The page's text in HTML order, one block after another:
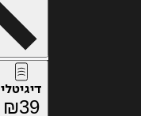
דיגיטלי
₪39